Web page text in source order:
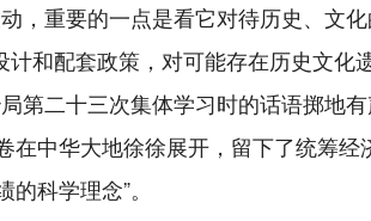
，重要的一点是看它对待历史、文化
计和配套政策，对可能存在历史文
第二十三次集体学习时的话语掷地有
中华大地徐徐展开，留下了统筹
科学理念”。